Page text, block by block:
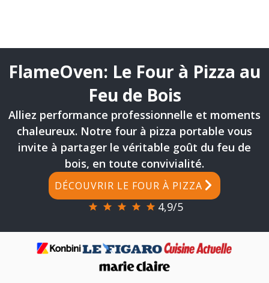
FlameOven: Le Four à Pizza au
Feu de Bois
Alliez performance professionnelle et moments
chaleureux. Notre four à pizza portable vous
invite à partager le véritable goût du feu de
bois, en toute convivialité.
DÉCOUVRIR LE FOUR À PIZZA
4,9/5